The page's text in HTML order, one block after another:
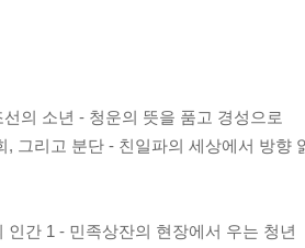
선의 소년 - 청운의 뜻을 품고 경성으로
, 그리고 분단 - 친일파의 세상에서 방향
인간 1 - 민족상잔의 현장에서 우는 청년